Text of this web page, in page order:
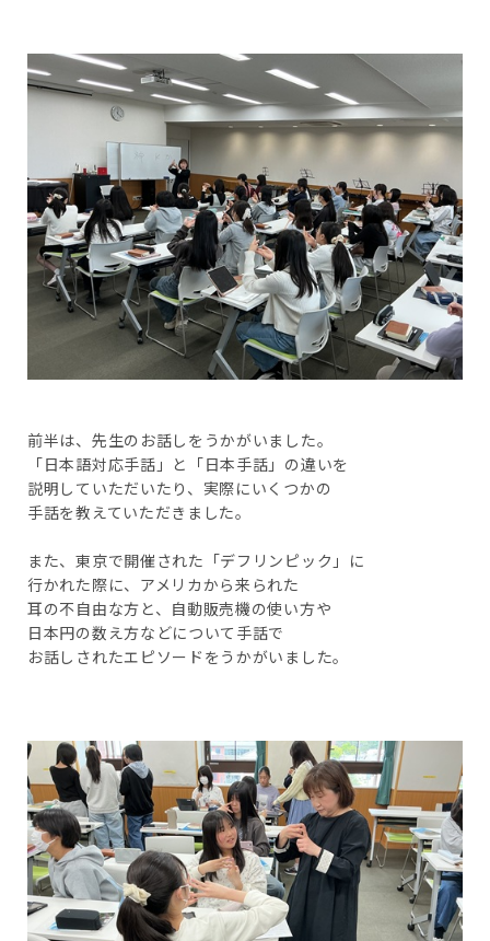
前半は、先生のお話しをうかがいました。
「日本語対応手話」と「日本手話」の違いを
説明していただいたり、実際にいくつかの
手話を教えていただきました。
また、東京で開催された「デフリンピック」に
行かれた際に、アメリカから来られた
耳の不自由な方と、自動販売機の使い方や
日本円の数え方などについて手話で
お話しされたエピソードをうかがいました。